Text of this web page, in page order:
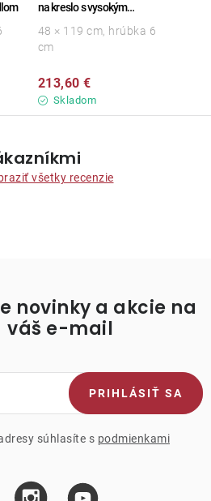
na kreslo s vysokým
operadlom
Skladom
213,60 €
48 × 119 cm, hrúbka 6
cm
všetky recenzie
novinky a akcie na
váš e-mail
súhlasíte s podmienkami
PRIHLÁSIŤ SA